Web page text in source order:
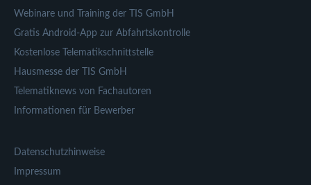
Webinare und Training der TIS GmbH
Gratis Android-App zur Abfahrtskontrolle
Kostenlose Telematikschnittstelle
Hausmesse der TIS GmbH
Telematiknews von Fachautoren
Informationen für Bewerber
Datenschutzhinweise
Impressum